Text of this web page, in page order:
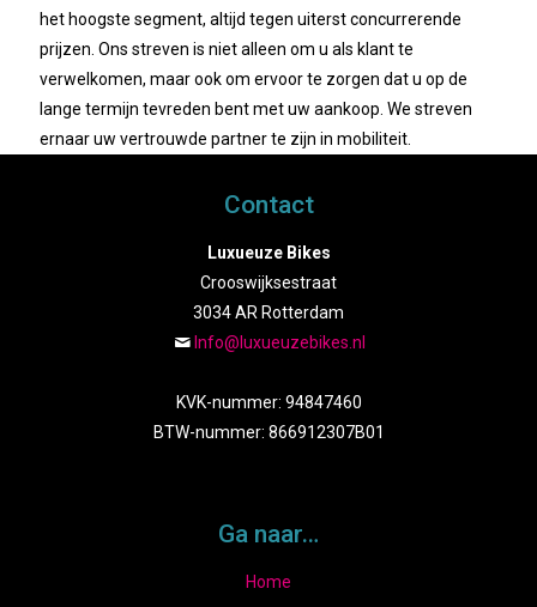
het hoogste segment, altijd tegen uiterst concurrerende
prijzen. Ons streven is niet alleen om u als klant te
verwelkomen, maar ook om ervoor te zorgen dat u op de
lange termijn tevreden bent met uw aankoop. We streven
ernaar uw vertrouwde partner te zijn in mobiliteit.
Contact
Luxueuze Bikes
Crooswijksestraat
3034 AR Rotterdam
Info@luxueuzebikes.nl
KVK-nummer: 94847460
BTW-nummer: 866912307B01
Ga naar…
Home